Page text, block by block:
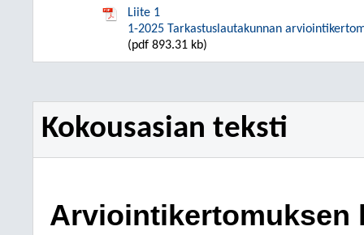
Liite 1
1-2025 Tarkastuslautakunnan
(pdf 893.31 kb)
Kokousasian teksti
Arviointikertomuksen